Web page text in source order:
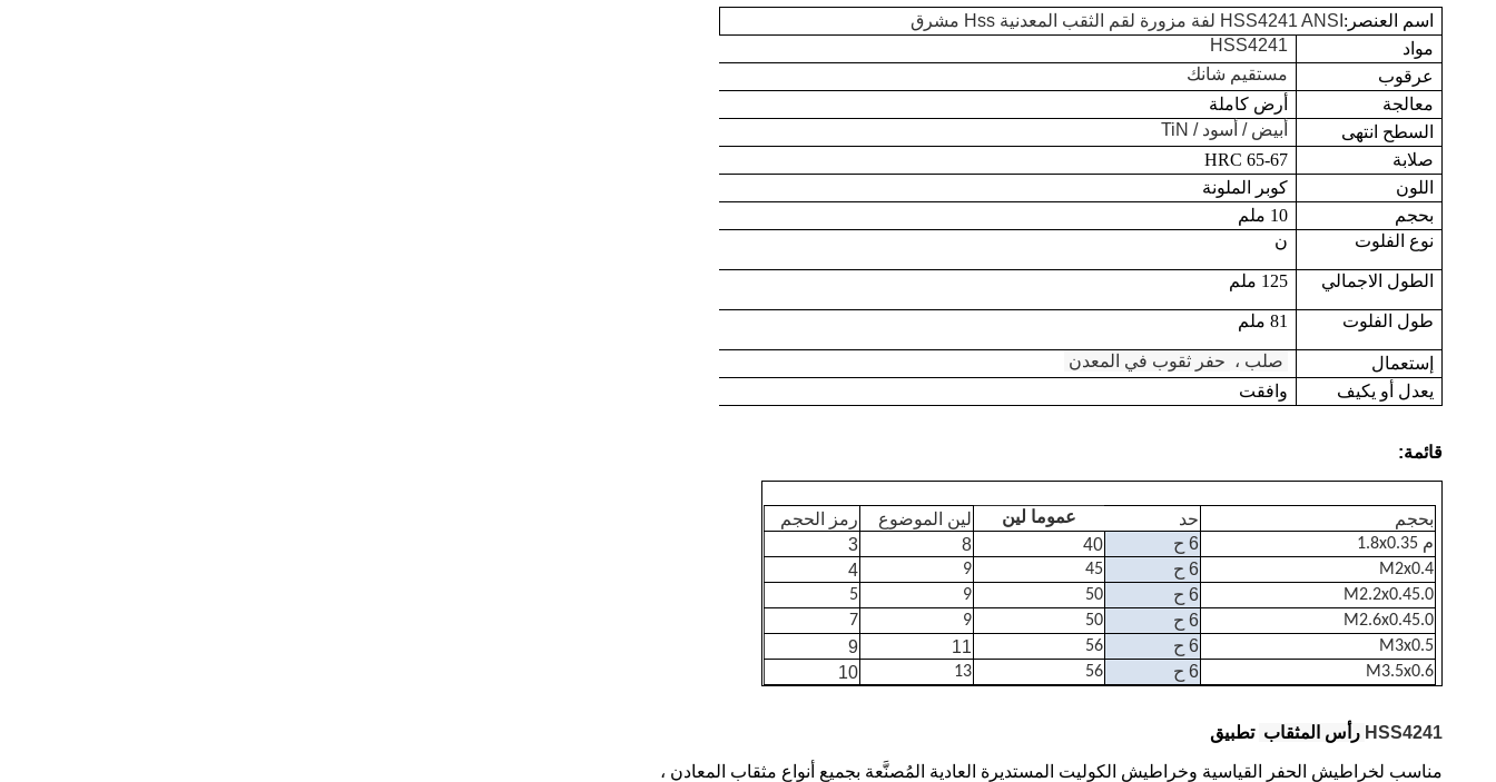
اسم العنصر: HSS4241 ANSI لفة مزورة لقم الثقب المعدنية Hss مشرق
مواد
HSS4241
عرقوب
مستقيم شانك
معالجة
أرض كاملة
السطح انتهى
أبيض / أسود / TiN
صلابة
65-67 HRC
اللون
كوبر الملونة
بحجم
10 ملم
نوع الفلوت
ن
الطول الاجمالي 125 ملم
طول الفلوت 81 ملم
إستعمال صلب ، حفر ثقوب في المعدن
يعدل أو يكيف
وافقت
قائمة:
بحجم حد عموما لين لين الموضوع رمز الحجم
م 1.8x0.35 6 ح 40
8
3
M2x0.4 6 ح 45
9
4
M2.2x0.45.0 6 ح 50
9
5
M2.6x0.45.0
6 ح 50
9
7
M3x0.5
6 ح 56
11
9
M3.5x0.6 6 ح 56
13
10
HSS4241 رأس المثقاب تطبيق
مناسب لخراطيش الحفر القياسية وخراطيش الكوليت المستديرة العادية المُصنَّعة بجميع أنواع مثقاب المعادن ،